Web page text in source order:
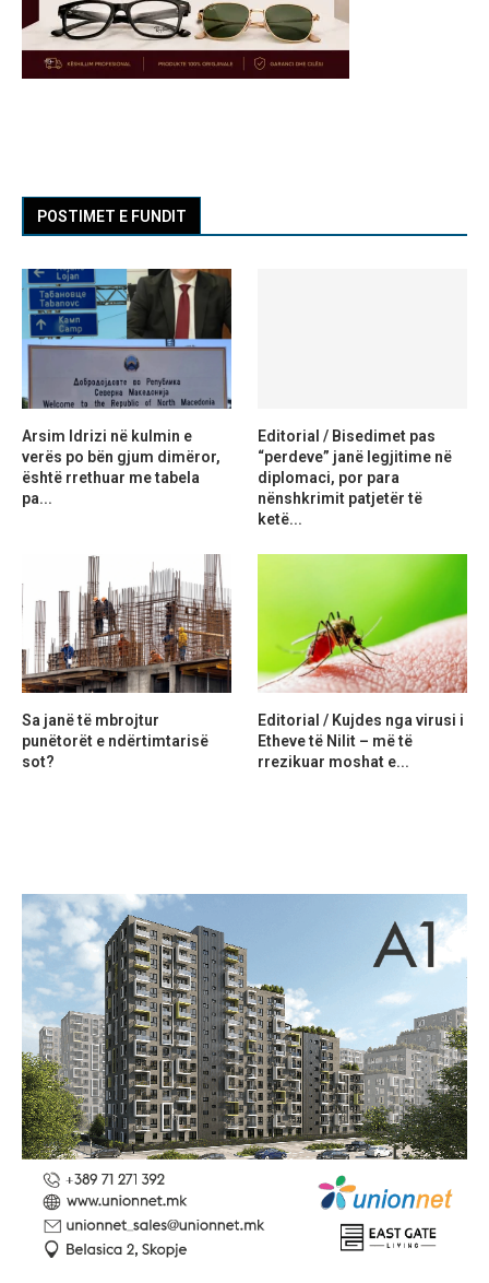
POSTIMET E FUNDIT
Arsim Idrizi në kulmin e
verës po bën gjum dimëror,
është rrethuar me tabela
pa...
Editorial / Bisedimet pas
“perdeve” janë legjitime në
diplomaci, por para
nënshkrimit patjetër të
ketë...
Sa janë të mbrojtur
punëtorët e ndërtimtarisë
sot?
Editorial / Kujdes nga virusi i
Etheve të Nilit – më të
rrezikuar moshat e...